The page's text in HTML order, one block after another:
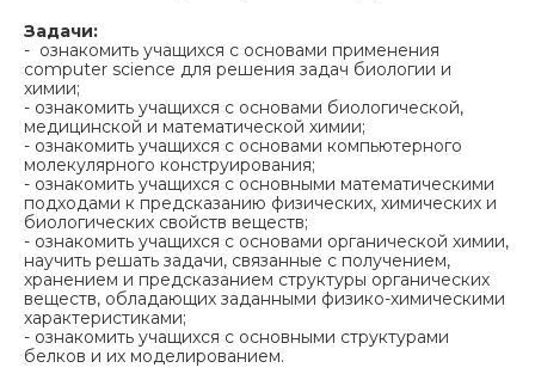
Задачи:
- ознакомить учащихся с основами применения
computer science для решения задач биологии и
химии;
- ознакомить учащихся с основами биологической,
медицинской и математической химии;
- ознакомить учащихся с основами компьютерного
молекулярного конструирования;
- ознакомить учащихся с основными математическими
подходами к предсказанию физических, химических и
биологических свойств веществ;
- ознакомить учащихся с основами органической химии,
научить решать задачи, связанные с получением,
хранением и предсказанием структуры органических
веществ, обладающих заданными физико-химическими
характеристиками;
- ознакомить учащихся с основными структурами
белков и их моделированием.